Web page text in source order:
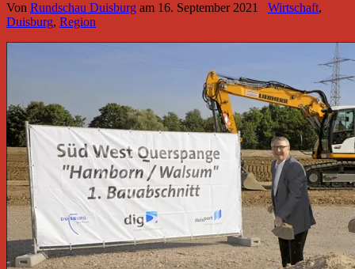
Von Rundschau Duisburg am 16. September 2021 Wirtschaft,
Duisburg, Region